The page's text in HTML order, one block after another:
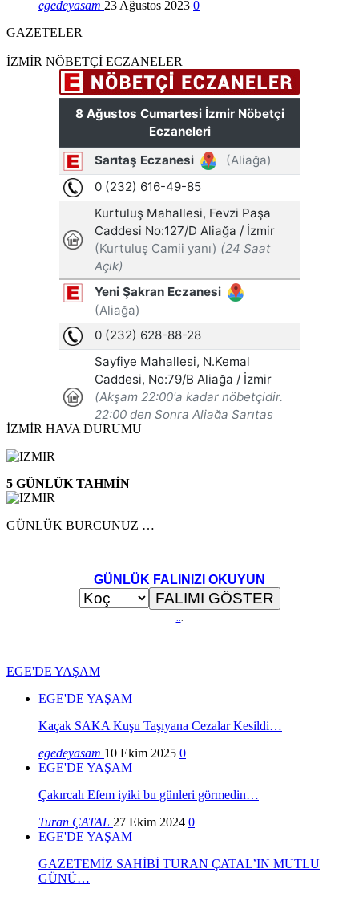
egedeyasam 23 Ağustos 2023 0
GAZETELER
İZMİR NÖBETÇİ ECZANELER
İZMİR HAVA DURUMU
5 GÜNLÜK TAHMİN
GÜNLÜK BURCUNUZ …
GÜNLÜK FALINIZI OKUYUN
EGE'DE YAŞAM
EGE'DE YAŞAM
Kaçak SAKA Kuşu Taşıyana Cezalar Kesildi…
egedeyasam 10 Ekim 2025 0
EGE'DE YAŞAM
Çakırcalı Efem iyiki bu günleri görmedin…
Turan ÇATAL 27 Ekim 2024 0
EGE'DE YAŞAM
GAZETEMİZ SAHİBİ TURAN ÇATAL’IN MUTLU
GÜNÜ…